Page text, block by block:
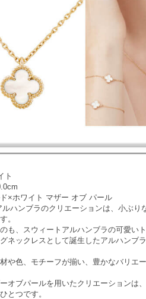
ト
×ホワイト マザー オブ パール
ハンブラのクリエーションは、小ぶり
。
も、スウィートアルハンブラの可愛いト
ネックレスとして誕生したアルハンブ
や色、モチーフが揃い、豊かなバリエ
オブパールを用いたクリエーションは
とつです。